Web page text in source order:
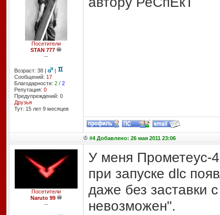
Посетители
STAN 777
--
Возраст: 38 |
|
Сообщений: 17
Благодарности: 2/ 2
Репутация: 0
Предупреждений: 0
Друзья
Тут: 15 лет 9 месяцев
#4 Добавлено: 26 мая 2011 23:06
Посетители
Naruto 99
--
У меня Прометеус-
при запуске dlc
даже без заставки
невозможен".